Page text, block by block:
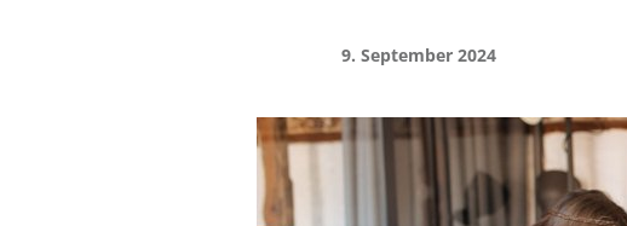
9. September 2024